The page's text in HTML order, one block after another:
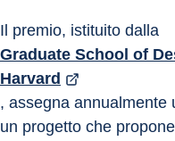
Il premio, istituito dalla
Graduate School of
Harvard
, assegna annualmente
un progetto che